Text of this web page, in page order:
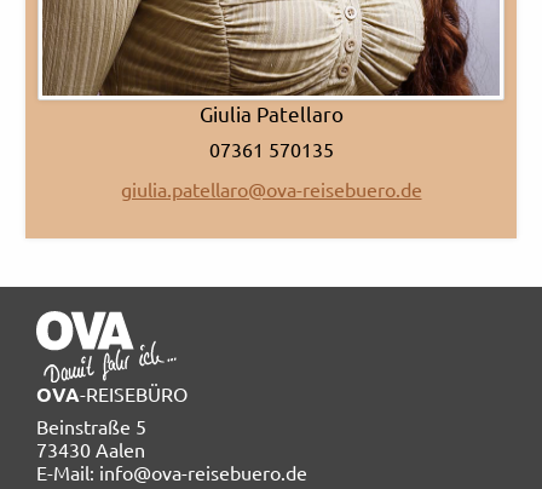
Giulia Patellaro
07361 570135
giulia.patellaro@ova-reisebuero.de
OVA-REISEBÜRO
Beinstraße 5
73430 Aalen
E-Mail: info@ova-reisebuero.de